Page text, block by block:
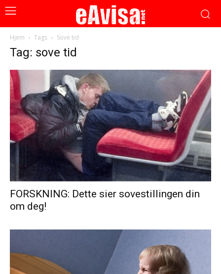
Hjem Tags Sove tid
Tag: sove tid
FORSKNING: Dette sier sovestillingen din
om deg!